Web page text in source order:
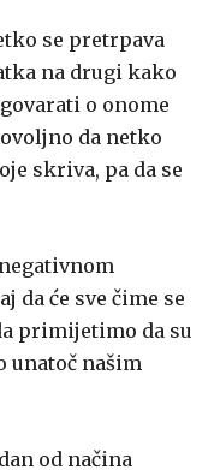
se pretrpava
na drugi kako
o onome
da netko
skriva, pa da se
da će sve čime se
primijetimo da su
unatoč našim
od načina